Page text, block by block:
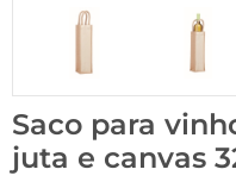
Saco para
juta e canvas